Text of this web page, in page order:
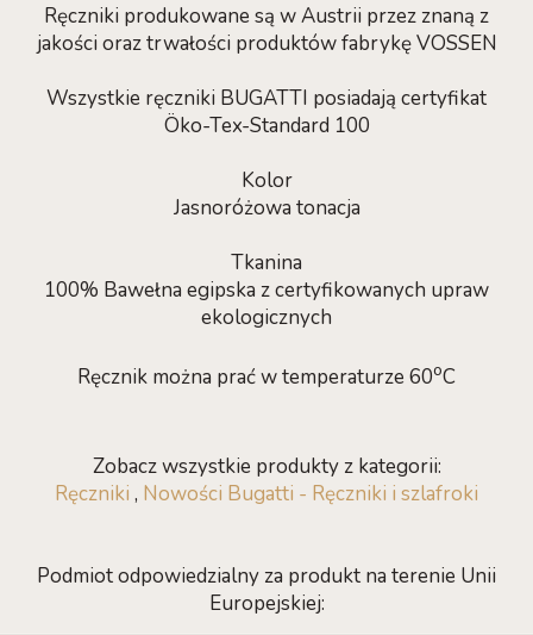
Ręczniki produkowane są w Austrii przez znaną z
jakości oraz trwałości produktów fabrykę VOSSEN
Wszystkie ręczniki BUGATTI posiadają certyfikat
Öko-Tex-Standard 100
Kolor
Jasnoróżowa tonacja
Tkanina
100% Bawełna egipska z certyfikowanych upraw
ekologicznych
Ręcznik można prać w temperaturze 60oC
Zobacz wszystkie produkty z kategorii:
Ręczniki , Nowości Bugatti - Ręczniki i szlafroki
Podmiot odpowiedzialny za produkt na terenie Unii
Europejskiej: